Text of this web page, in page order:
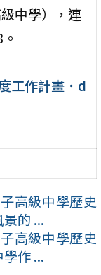
中學），連
工作計畫．d
高級中學歷史
的 ...
高級中學歷史
作 ...